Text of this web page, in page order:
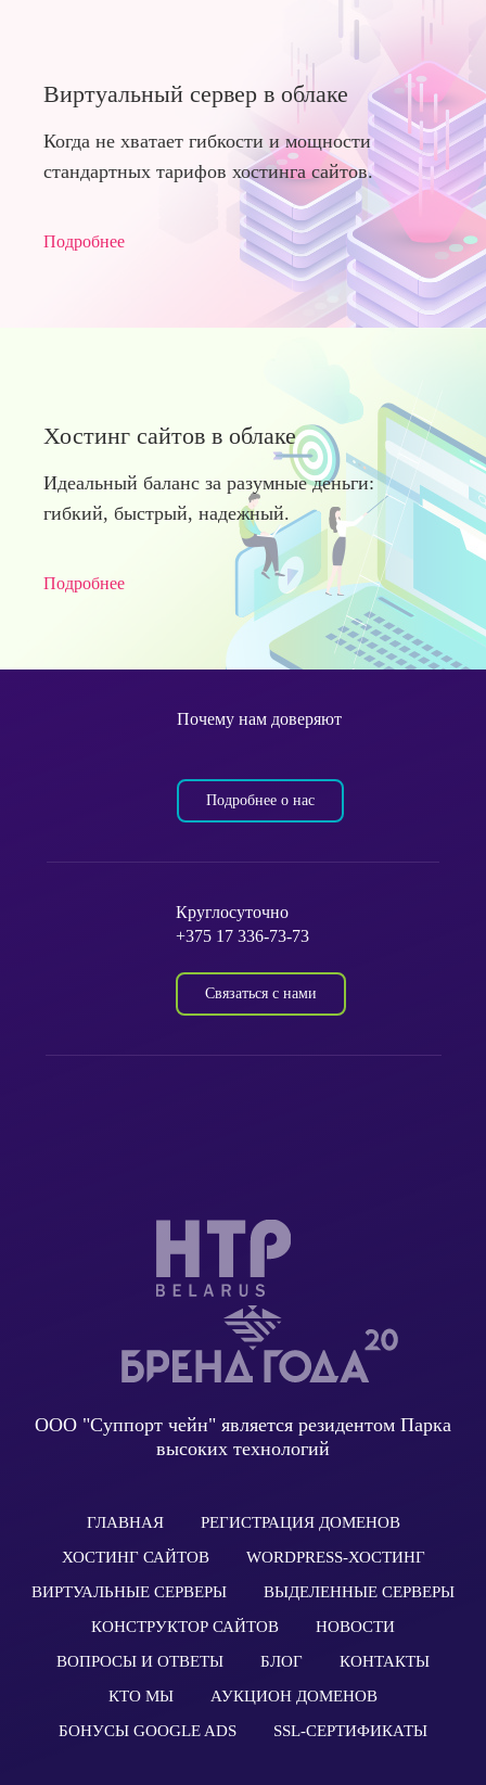
Виртуальный сервер в облаке
Когда не хватает гибкости и мощности
стандартных тарифов хостинга сайтов.
Подробнее
Хостинг сайтов в облаке
Идеальный баланс за разумные деньги:
гибкий, быстрый, надежный.
Подробнее
Почему нам доверяют
Подробнее о нас
Круглосуточно
+375 17 336-73-73
Связаться с нами
ООО "Суппорт чейн" является резидентом Парка
высоких технологий
ГЛАВНАЯ
РЕГИСТРАЦИЯ ДОМЕНОВ
ХОСТИНГ САЙТОВ
WORDPRESS-ХОСТИНГ
ВИРТУАЛЬНЫЕ СЕРВЕРЫ
ВЫДЕЛЕННЫЕ СЕРВЕРЫ
КОНСТРУКТОР САЙТОВ
НОВОСТИ
ВОПРОСЫ И ОТВЕТЫ
БЛОГ
КОНТАКТЫ
КТО МЫ
АУКЦИОН ДОМЕНОВ
БОНУСЫ GOOGLE ADS
SSL-СЕРТИФИКАТЫ